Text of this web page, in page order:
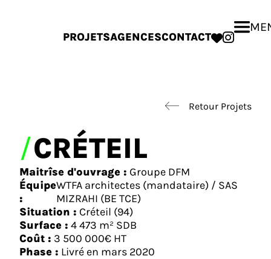
PROJETSAGENCESCONTACT
Retour Projets
CRÉTEIL
Maitrîse d'ouvrage : Groupe DFM
Équipe
:
WTFA architectes (mandataire) / SAS
MIZRAHI (BE TCE)
Situation : Créteil (94)
Surface : 4 473 m² SDB
Coût : 3 500 000€ HT
Phase : Livré en mars 2020